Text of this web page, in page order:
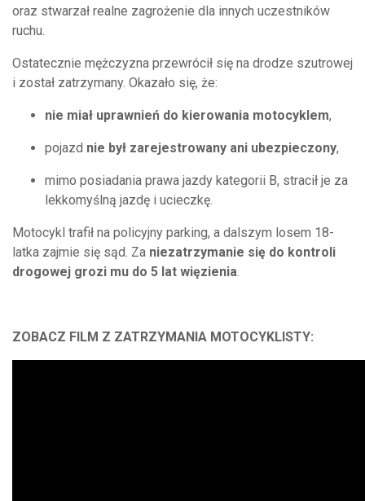
oraz stwarzał realne zagrożenie dla innych uczestników
ruchu.
Ostatecznie mężczyzna przewrócił się na drodze szutrowej
i został zatrzymany. Okazało się, że:
nie miał uprawnień do kierowania motocyklem,
pojazd nie był zarejestrowany ani ubezpieczony,
mimo posiadania prawa jazdy kategorii B, stracił je za
lekkomyślną jazdę i ucieczkę.
Motocykl trafił na policyjny parking, a dalszym losem 18-
latka zajmie się sąd. Za niezatrzymanie się do kontroli
drogowej grozi mu do 5 lat więzienia.
ZOBACZ FILM Z ZATRZYMANIA MOTOCYKLISTY: